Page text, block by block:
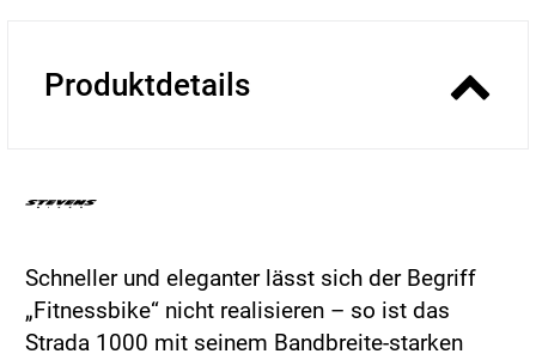
Produktdetails
Schneller und eleganter lässt sich der Begriff
„Fitnessbike“ nicht realisieren – so ist das
Strada 1000 mit seinem Bandbreite-starken